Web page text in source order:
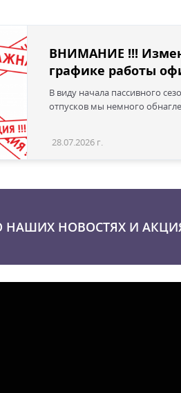
ВНИМАНИЕ !!!
графике работы
В виду начала пассивного
отпусков мы немного
28.07.2026 г.
НАШИХ НОВОСТЯХ И